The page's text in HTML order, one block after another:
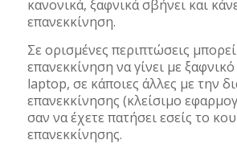
κανονικά, ξαφνικά σβήνει και
επανεκκίνηση.
Σε ορισμένες περιπτώσεις
επανεκκίνηση να γίνει με
laptop, σε κάποιες άλλες με την
επανεκκίνησης (κλείσιμο
σαν να έχετε πατήσει εσείς το
επανεκκίνησης.